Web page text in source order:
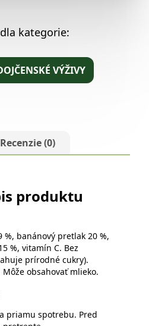
kategorie:
VÝŽIVY
Recenzie (0)
produktu
%, banánový pretlak 20 %,
%, vitamín C. Bez
prírodné cukry).
Môže obsahovať mlieko.
priamu spotrebu. Pred